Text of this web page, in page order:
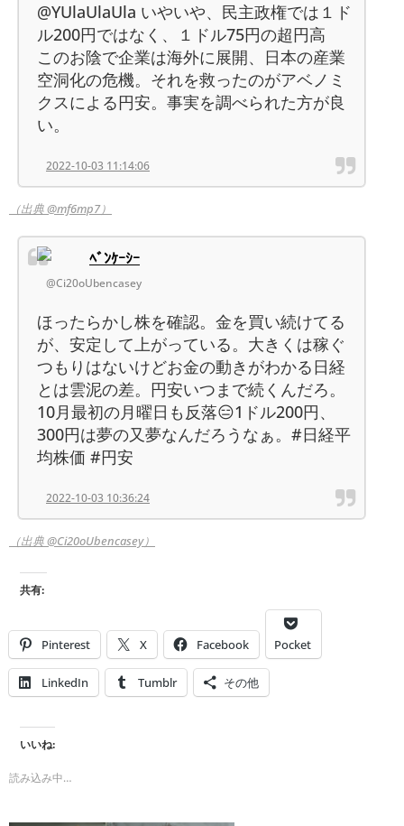
@YUlaUlaUla いやいや、民主政権では１ド
ル200円ではなく、１ドル75円の超円高
このお陰で企業は海外に展開、日本の産業
空洞化の危機。それを救ったのがアベノミ
クスによる円安。事実を調べられた方が良
い。
2022-10-03 11:14:06
（出典 @mf6mp7）
ﾍﾞﾝｹｰｼｰ
@Ci20oUbencasey
ほったらかし株を確認。金を買い続けてる
が、安定して上がっている。大きくは稼ぐ
つもりはないけどお金の動きがわかる日経
とは雲泥の差。円安いつまで続くんだろ。
10月最初の月曜日も反落😑1ドル200円、
300円は夢の又夢なんだろうなぁ。#日経平
均株価 #円安
2022-10-03 10:36:24
（出典 @Ci20oUbencasey）
共有:
Pinterest X Facebook Pocket
LinkedIn Tumblr その他
いいね:
読み込み中…